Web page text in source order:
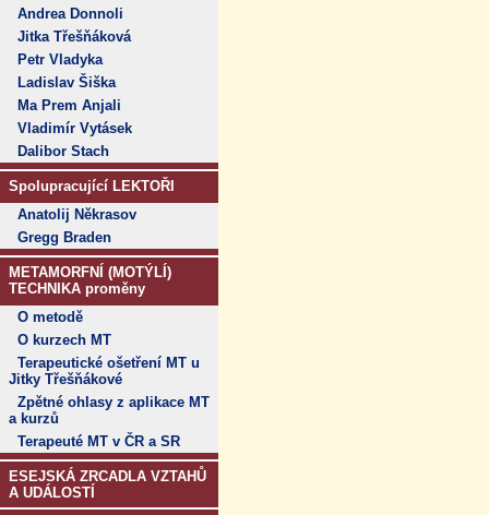
Andrea Donnoli
Jitka Třešňáková
Petr Vladyka
Ladislav Šiška
Ma Prem Anjali
Vladimír Vytásek
Dalibor Stach
Spolupracující LEKTOŘI
Anatolij Někrasov
Gregg Braden
METAMORFNÍ (MOTÝLÍ)
TECHNIKA proměny
O metodě
O kurzech MT
Terapeutické ošetření MT u
Jitky Třešňákové
Zpětné ohlasy z aplikace MT
a kurzů
Terapeuté MT v ČR a SR
ESEJSKÁ ZRCADLA VZTAHŮ
A UDÁLOSTÍ